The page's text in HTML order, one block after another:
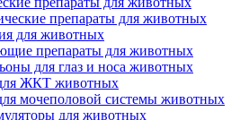
препараты для животных
для животных
препараты для животных
для глаз и носа животных
ЖКТ животных
мочеполовой системы животных
для животных